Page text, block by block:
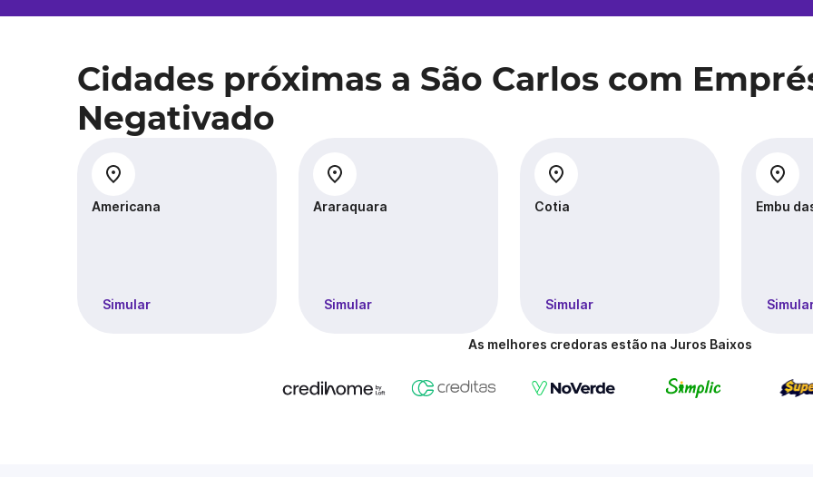
Cidades próximas a São Carlos com
Negativado
Americana
Simular
Araraquara
Simular
Cotia
Simular
Embu
As melhores credoras estão na Juros Baixos